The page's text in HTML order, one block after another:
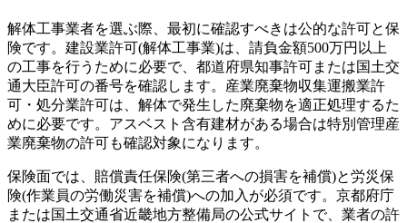
解体工事業者を選ぶ際、最初に確認すべきは公的な許可と保
険です。建設業許可(解体工事業)は、請負金額500万円以上
の工事を行うために必要で、都道府県知事許可または国土交
通大臣許可の番号を確認します。産業廃棄物収集運搬業許
可・処分業許可は、解体で発生した廃棄物を適正処理するた
めに必要です。アスベスト含有建材がある場合は特別管理産
業廃棄物の許可も確認対象になります。
保険面では、賠償責任保険(第三者への損害を補償)と労災保
険(作業員の労働災害を補償)への加入が必須です。京都府庁
または国土交通省近畿地方整備局の公式サイトで、業者の許